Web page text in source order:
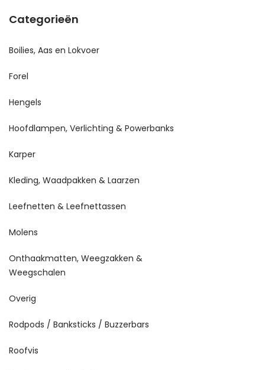
Categorieën
Boilies, Aas en Lokvoer
Forel
Hengels
Hoofdlampen, Verlichting & Powerbanks
Karper
Kleding, Waadpakken & Laarzen
Leefnetten & Leefnettassen
Molens
Onthaakmatten, Weegzakken &
Weegschalen
Overig
Rodpods / Banksticks / Buzzerbars
Roofvis